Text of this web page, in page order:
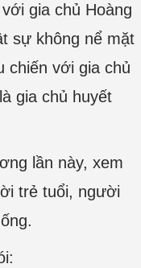
gia chủ Hoàng
sự không nể mặt
chiến với gia chủ
gia chủ huyết
lần này, xem
trẻ tuổi, người